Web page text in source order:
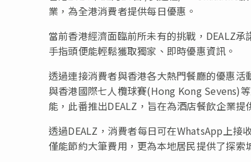
業，為全港消費者提供每日優惠。
當前香港經濟面臨前所未有的挑戰，DEALZ
手指頭便能輕鬆獲取獨家、即時優惠資訊。
透過連接消費者與香港各大熱門餐廳的優惠
與香港國際七人欖球賽(Hong Kong Sevens)
能，此番推出DEALZ，旨在為酒店餐飲企業提
透過DEALZ，消費者每日可在WhatsApp上接
僅能節約大筆費用，更為本地居民提供了探索